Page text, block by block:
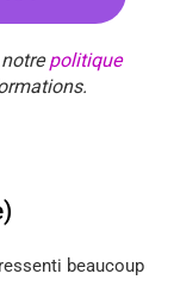
politique
beaucoup